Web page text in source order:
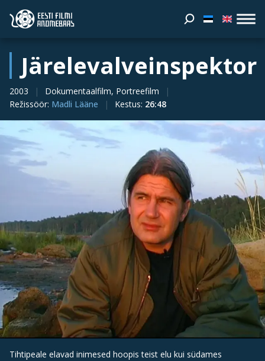
Järelevalveinspektor
2003
Dokumentaalfilm, Portreefilm
Režissöör: Madli Lääne Kestus: 26:48
Tihtipeale elavad inimesed hoopis teist elu kui südames